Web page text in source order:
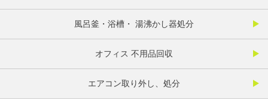
風呂釜・浴槽・ 湯沸かし器処分
オフィス 不用品回収
エアコン取り外し、処分